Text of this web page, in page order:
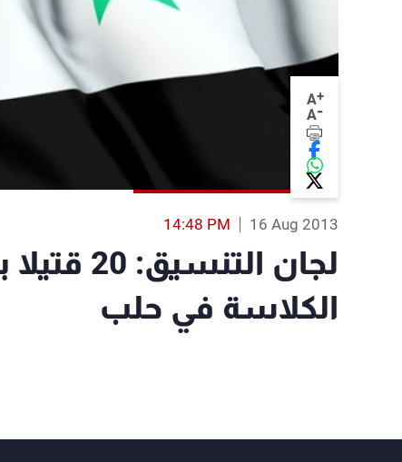
A+
A-
16 Aug 2013
14:48 PM
لجان
الكلاسة في حلب